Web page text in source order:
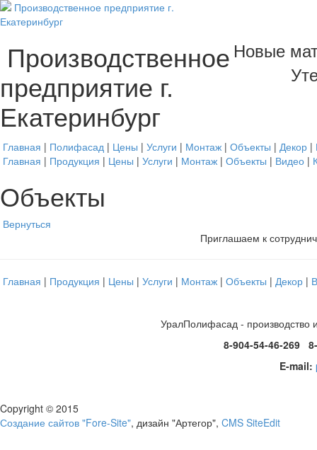
Производственное
предприятие г.
Екатеринбург
Новые
Главная | Полифасад | Цены | Услуги | Монтаж | Объекты | Декор |
Главная | Продукция | Цены | Услуги | Монтаж | Объекты | Видео |
Объекты
Вернуться
Приглашаем к
Главная | Продукция | Цены | Услуги | Монтаж | Объекты | Декор |
УралПолифасад - производство
8-904-54-46-269
E-mail:
Copyright © 2015
Создание сайтов "Fore-Site", дизайн "Артегор", CMS SiteEdit